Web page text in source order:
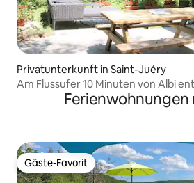
Privatunterkunft in Saint-Juéry
Am Flussufer 10 Minuten von Albi
Ferienwohnungen
Gäste-Favorit
Gäste-Favorit